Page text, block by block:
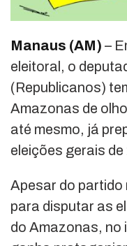
Manaus (AM) –
eleitoral, o
(Republicanos)
Amazonas de
até mesmo, já
eleições gerais de
Apesar do partido
para disputar as
do Amazonas, no